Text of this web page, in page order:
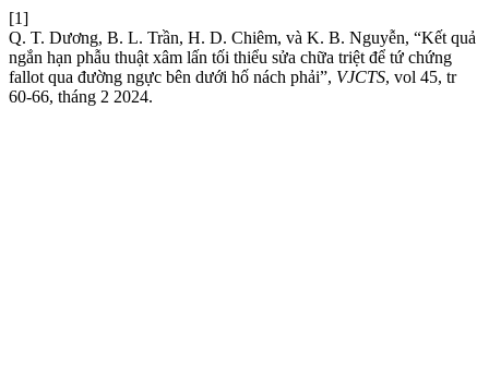
[1]
Q. T. Dương, B. L. Trần, H. D. Chiêm, và K. B. Nguyễn, “Kết quả
ngắn hạn phẫu thuật xâm lấn tối thiểu sửa chữa triệt để tứ chứng
fallot qua đường ngực bên dưới hố nách phải”, VJCTS, vol 45, tr
60-66, tháng 2 2024.